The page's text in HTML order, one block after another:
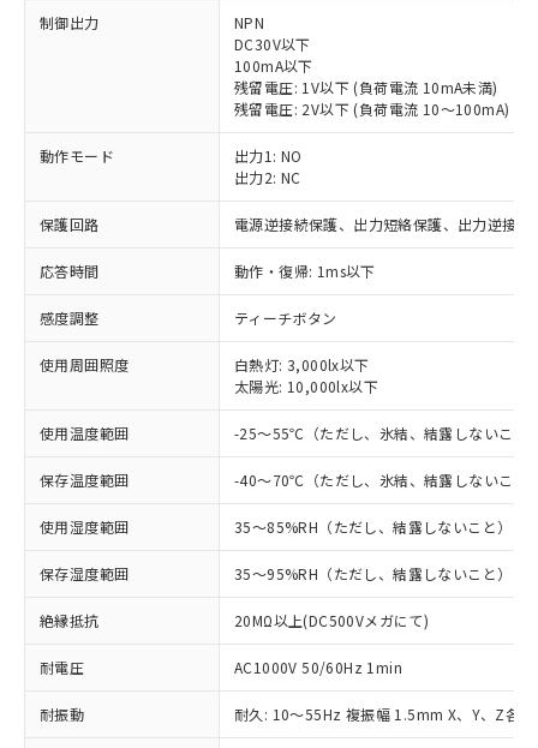
制御出力
NPN
DC30V以下
100mA以下
残留電圧: 1V以下 (負荷電流 10mA未満)
残留電圧: 2V以下 (負荷電流 10～100mA)
動作モード
出力1: NO
出力2: NC
保護回路 電源逆接続保護、出力短絡保護、出力逆接続
応答時間 動作・復帰: 1ms以下
感度調整 ティーチボタン
使用周囲照度
白熱灯: 3,000lx以下
太陽光: 10,000lx以下
使用温度範囲 -25～55℃（ただし、氷結、結露しないこと
保存温度範囲 -40～70℃（ただし、氷結、結露しないこと
使用湿度範囲 35～85%RH（ただし、結露しないこと）
保存湿度範囲 35～95%RH（ただし、結露しないこと）
絶縁抵抗 20MΩ以上(DC500Vメガにて)
耐電圧 AC1000V 50/60Hz 1min
耐振動 耐久: 10～55Hz 複振幅 1.5mm X、Y、Z各
ご利用条件
以下の条件をお読みいただき、同意のうえ
ご利用ください。
商品の当社在庫状況および標準価格
(税抜)を提供させていただくもので
当社制御機器事業取扱商品の中には、
本サービスの対象外となる商品もある
ことをご了承ください。
在庫状況および標準価格照会結果は、
非含有に対応した製品が提供可能な商品で
す。
対応予定：EU RoHS指令（10物質）の非含
有に対応した製品に切り替える予定のある
商品です。
対応予定なし：EU RoHS指令（10物質）の
非含有に非対応の商品で、対応品を出す予
定はありません。
調査・確認中：EU RoHS指令（10物質）の
非含有の対応状況を調査中または確認中の
商品です。
害物質有無と関係のない商品です。
仕入先様の事情により、非含有部品として
いたものが、含有品と判明した場合などや
むを得ず変更することがあります。
※1 中国RoHS○×表
「○」：最大均質材料含有率が中国RoHSの
基準値以下であることを示します。
基準値を超えていることを示します。
「－」：未確認です。当社販売部門へお問
い合わせください。
当社は、これら貴社製品のうち、外国
為替および外国貿易法に定める商品
（以下｢規制貨物等」という）を輸出